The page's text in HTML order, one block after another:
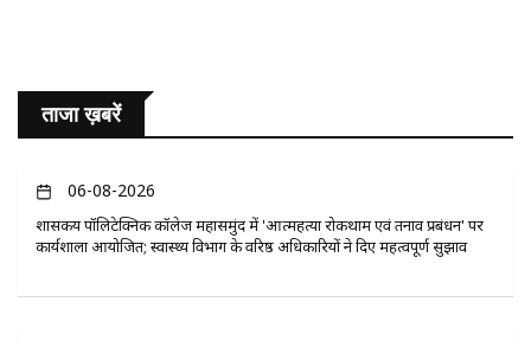
ताजा ख़बरें
06-08-2026
​शासकीय पॉलिटेक्निक कॉलेज महासमुंद में 'आत्महत्या रोकथाम एवं तनाव प्रबंधन' पर
कार्यशाला आयोजित; स्वास्थ्य विभाग के वरिष्ठ अधिकारियों ने दिए महत्वपूर्ण सुझाव